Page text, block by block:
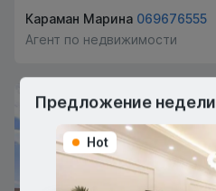
Караман Марина 069676555
Агент по недвижимости
Предложение недели
Hot